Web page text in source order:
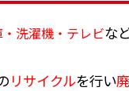
洗濯機・テレビな
リサイクルを行い